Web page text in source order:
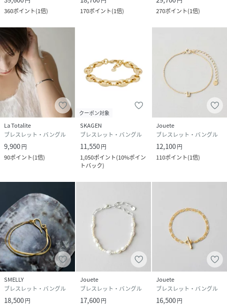
360ポイント(1倍)
170ポイント(1倍)
270ポイント(1倍)
La Totalite
ブレスレット・バングル
9,900円
90ポイント(1倍)
クーポン対象
SKAGEN
ブレスレット・バングル
11,550円
1,050ポイント(10%ポイン
トバック)
Jouete
ブレスレット・バングル
12,100円
110ポイント(1倍)
SMELLY
ブレスレット・バングル
18,500円
Jouete
ブレスレット・バングル
17,600円
Jouete
ブレスレット・バングル
16,500円